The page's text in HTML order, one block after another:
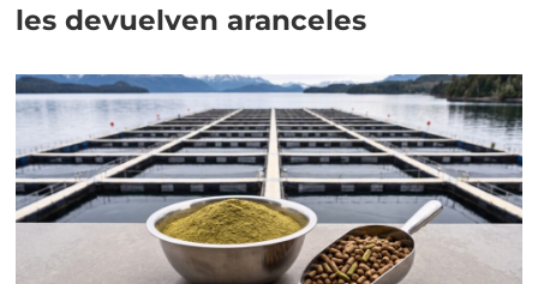
les devuelven aranceles